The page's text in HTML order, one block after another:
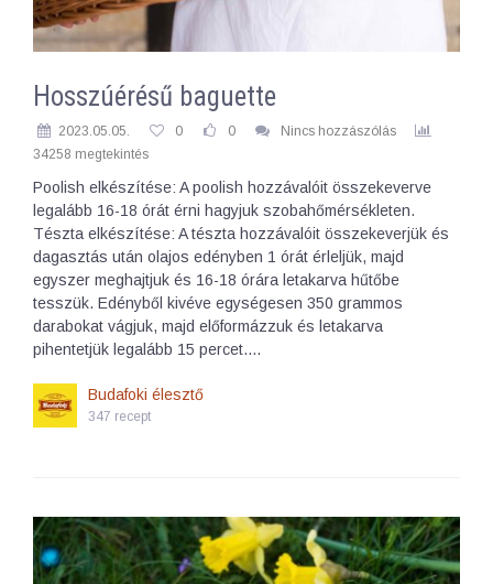
Hosszúérésű baguette
2023.05.05. 0 0
Nincs hozzászólás
34258 megtekintés
Poolish elkészítése: A poolish hozzávalóit összekeverve
legalább 16-18 órát érni hagyjuk szobahőmérsékleten.
Tészta elkészítése: A tészta hozzávalóit összekeverjük és
dagasztás után olajos edényben 1 órát érleljük, majd
egyszer meghajtjuk és 16-18 órára letakarva hűtőbe
tesszük. Edényből kivéve egységesen 350 grammos
darabokat vágjuk, majd előformázzuk és letakarva
pihentetjük legalább 15 percet.…
Budafoki élesztő
347 recept